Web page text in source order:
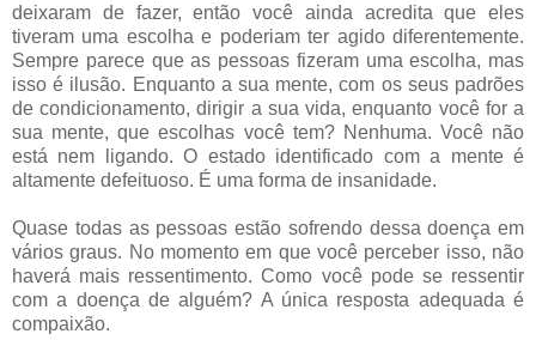
deixaram de fazer, então você ainda acredita que eles
tiveram uma escolha e poderiam ter agido diferentemente.
Sempre parece que as pessoas fizeram uma escolha, mas
isso é ilusão. Enquanto a sua mente, com os seus padrões
de condicionamento, dirigir a sua vida, enquanto você for a
sua mente, que escolhas você tem? Nenhuma. Você não
está nem ligando. O estado identificado com a mente é
altamente defeituoso. É uma forma de insanidade.
Quase todas as pessoas estão sofrendo dessa doença em
vários graus. No momento em que você perceber isso, não
haverá mais ressentimento. Como você pode se ressentir
com a doença de alguém? A única resposta adequada é
compaixão.